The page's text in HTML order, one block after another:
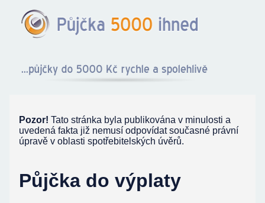
Pozor! Tato stránka byla publikována v minulosti a
uvedená fakta již nemusí odpovídat současné právní
úpravě v oblasti spotřebitelských úvěrů.
Půjčka do výplaty